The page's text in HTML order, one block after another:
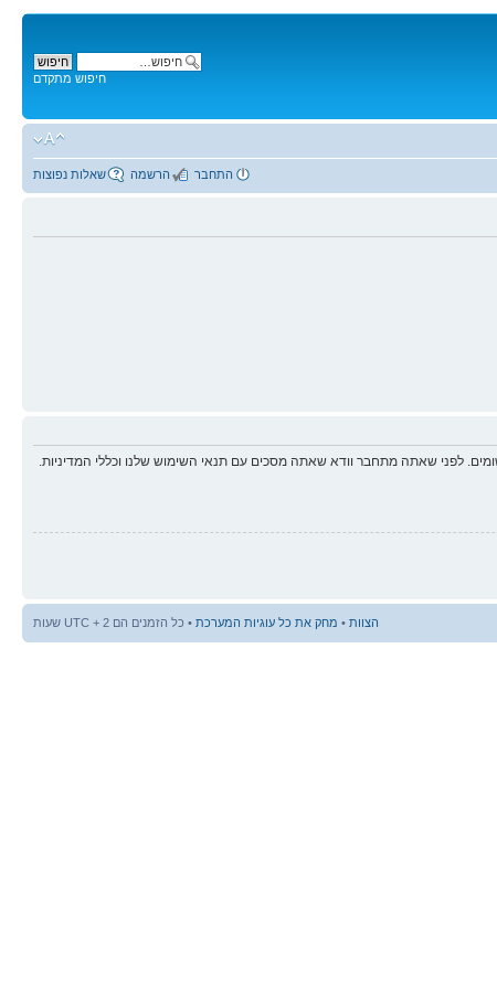
חיפוש מתקדם
שאלות נפוצות הרשמה התחבר
לפני שאתה מתחבר וודא שאתה מסכים עם תנאי השימוש שלנו וכללי המדיניות.
הצוות • מחק את כל עוגיות המערכת • כל הזמנים הם UTC + 2 שעות